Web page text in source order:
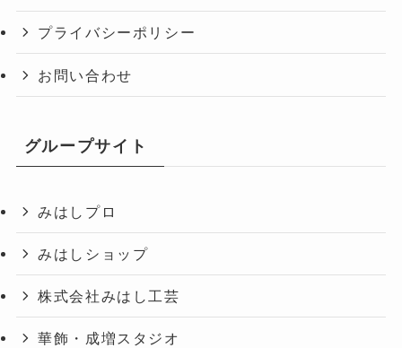
プライバシーポリシー
お問い合わせ
グループサイト
みはしプロ
みはしショップ
株式会社みはし工芸
華飾・成増スタジオ